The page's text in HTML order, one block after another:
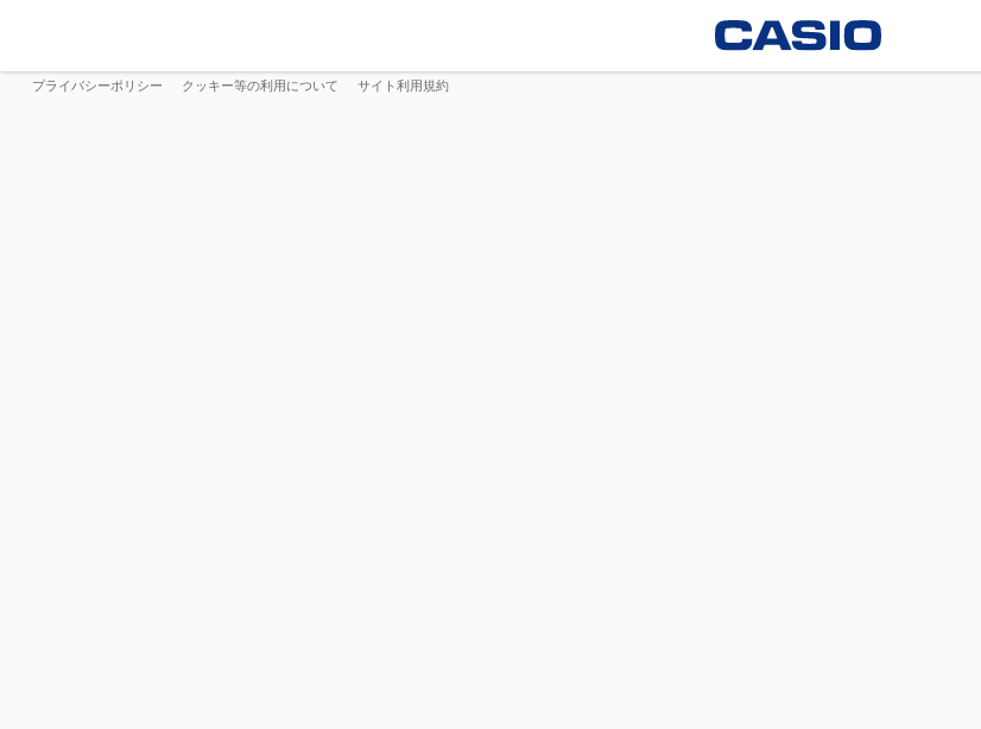
プライバシーポリシー クッキー等の利用について サイト利用規約